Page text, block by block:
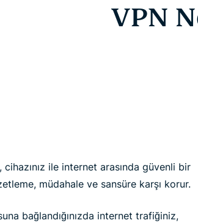
VPN
, cihazınız ile internet arasında güvenli bir
müdahale ve sansüre karşı korur.
bağlandığınızda internet trafiğiniz,